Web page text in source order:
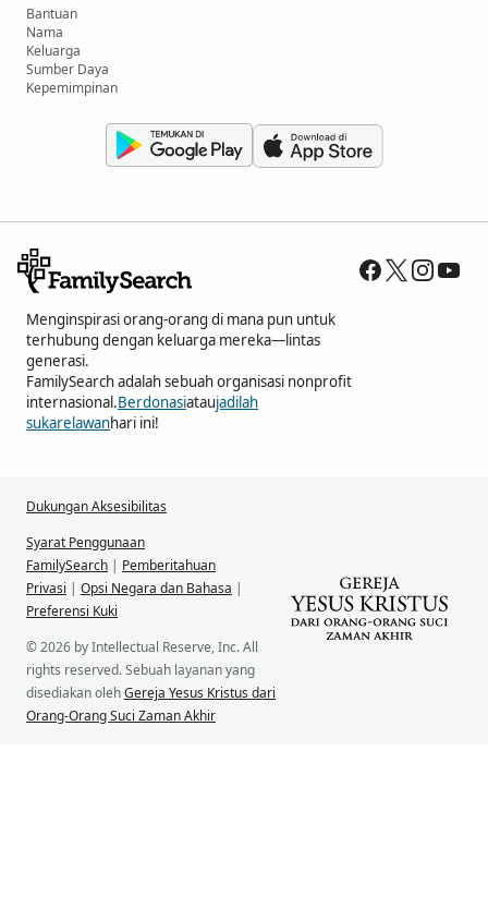
Bantuan
Nama
Keluarga
Sumber Daya
Kepemimpinan
Menginspirasi orang-orang di mana pun untuk
terhubung dengan keluarga mereka—lintas
generasi.
FamilySearch adalah sebuah organisasi nonprofit
internasional.Berdonasiataujadilah
sukarelawanhari ini!
Dukungan Aksesibilitas
Syarat Penggunaan
FamilySearch | Pemberitahuan
Privasi | Opsi Negara dan Bahasa |
Preferensi Kuki
© 2026 by Intellectual Reserve, Inc. All
rights reserved. Sebuah layanan yang
disediakan olehGereja Yesus Kristus dari
Orang-Orang Suci Zaman Akhir